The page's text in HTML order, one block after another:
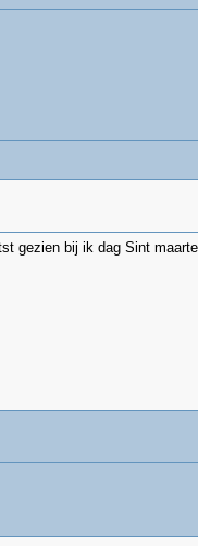
gezien bij ik dag Sint